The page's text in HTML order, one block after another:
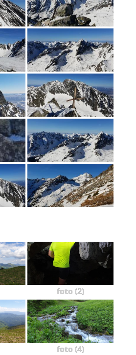
foto (2)
foto (4)